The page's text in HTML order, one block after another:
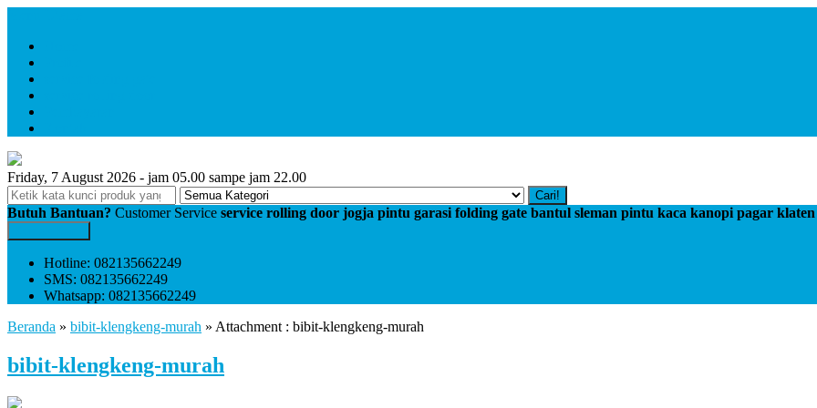
Friday, 7 August 2026 - jam 05.00 sampe jam 22.00
Cari!
Butuh Bantuan? Customer Service service rolling door jogja pintu garasi folding gate bantul sleman pintu kaca kanopi pagar klaten
Hotline: 082135662249
SMS: 082135662249
Whatsapp: 082135662249
Beranda » bibit-klengkeng-murah » Attachment : bibit-klengkeng-murah
bibit-klengkeng-murah